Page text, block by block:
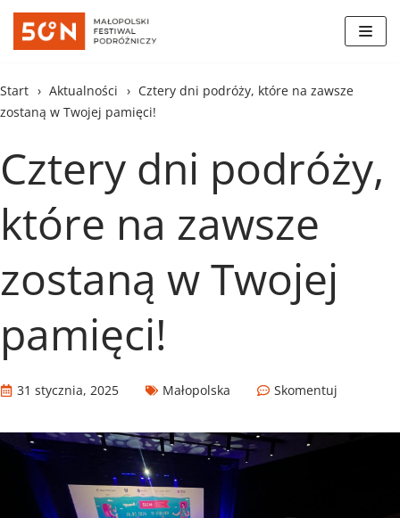
Skocz
treści
Start › Aktualności › Cztery dni podróży, które na zawsze
zostaną w Twojej pamięci!
Cztery dni podróży,
które na zawsze
zostaną w Twojej
pamięci!
31 stycznia, 2025 Małopolska Skomentuj